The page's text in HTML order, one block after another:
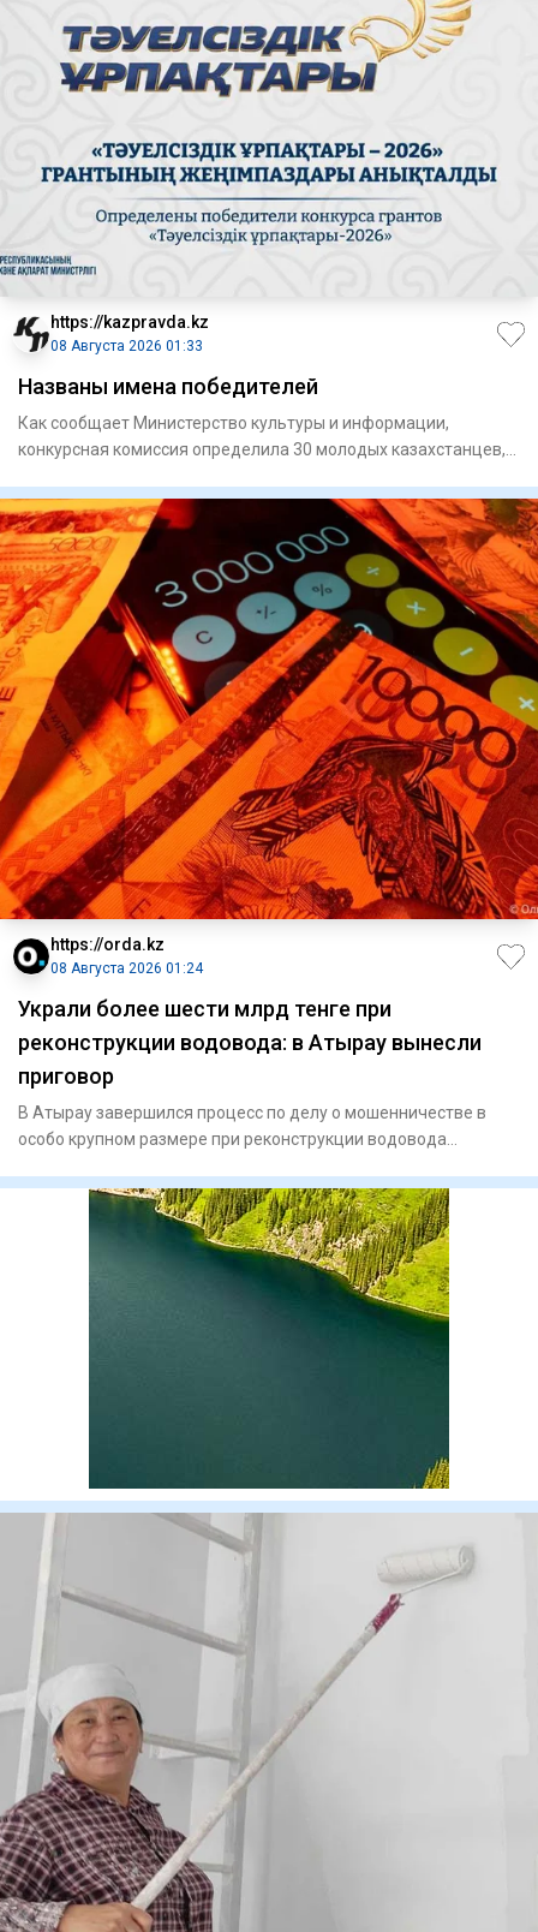
https://kazpravda.kz
08 Августа 2026 01:33
Названы имена победителей
Как сообщает Министерство культуры и информации,
конкурсная комиссия определила 30 молодых казахстанцев,
https://orda.kz
08 Августа 2026 01:24
Украли более шести млрд тенге при
реконструкции водовода: в Атырау вынесли
приговор
В Атырау завершился процесс по делу о мошенничестве в
особо крупном размере при реконструкции водовода